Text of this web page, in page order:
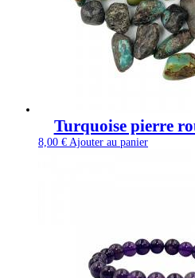
Turquoise pierre
8,00 € Ajouter au panier